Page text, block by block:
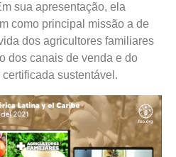
sua apresentação, ela
como principal missão a de
dos agricultores familiares
dos canais de venda e do
sustentável.